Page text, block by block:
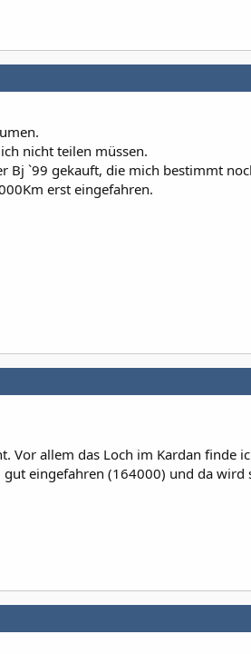
nicht teilen müssen.
Bj `99 gekauft, die mich bestimmt
erst eingefahren.
Vor allem das Loch im Kardan finde
eingefahren (164000) und da wird